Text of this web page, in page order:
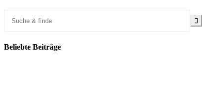
Beliebte Beiträge